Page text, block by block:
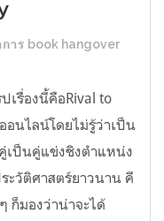
าร book hangover
เรื่องนี้คือRival to
นไลน์โดยไม่รู้ว่าเป็น
เป็นคู่แข่งชิงตำแหน่ง
ะวัติศาสตร์ยาวนาน คี
ก็มองว่าน่าจะได้